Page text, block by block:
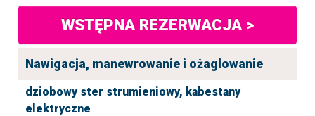
WSTĘPNA REZERWACJA >
Nawigacja, manewrowanie i ożaglowanie
dziobowy ster strumieniowy, kabestany
elektryczne